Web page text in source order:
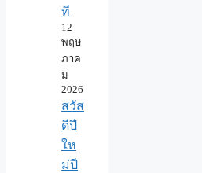
ที
12
พฤษ
ภาค
ม
2026
สวัส
ดีปี
ให
ม่ปี